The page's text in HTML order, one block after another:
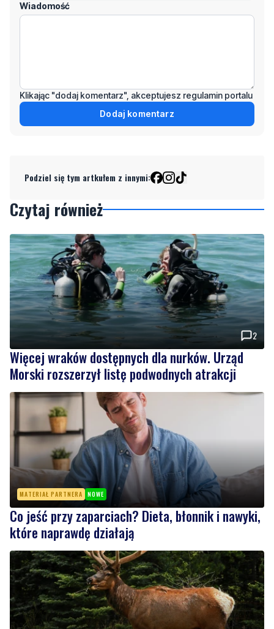
Wiadomość
Klikając "dodaj komentarz", akceptujesz regulamin portalu
Dodaj komentarz
Podziel się tym artkułem z innymi:
Czytaj również
2
Więcej wraków dostępnych dla nurków. Urząd
Morski rozszerzył listę podwodnych atrakcji
MATERIAŁ PARTNERA NOWE
Co jeść przy zaparciach? Dieta, błonnik i nawyki,
które naprawdę działają